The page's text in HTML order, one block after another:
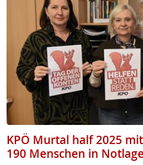
KPÖ Murtal half 2025
190 Menschen in